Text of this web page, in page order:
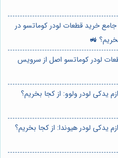
جامع خرید قطعات لودر کوماتسو در
🚜
لودر کوماتسو اصل از سرویس
یدکی لودر ولوو: از کجا بخریم؟
یدکی لودر هیوندا: از کجا بخریم؟